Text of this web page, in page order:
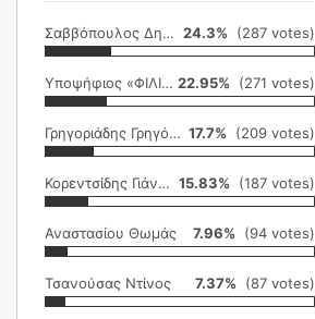
Σαββόπουλος Δημήτρης 24.3% (287 votes)
Υποψήφιος «ΦΙΛΙΚΗ ΕΤΑΙΡΕΙΑ» 22.95% (271 votes)
Γρηγοριάδης Γρηγόρης 17.7% (209 votes)
Κορεντσίδης Γιάννης 15.83% (187 votes)
Αναστασίου Θωμάς 7.96% (94 votes)
Τσανούσας Ντίνος 7.37% (87 votes)